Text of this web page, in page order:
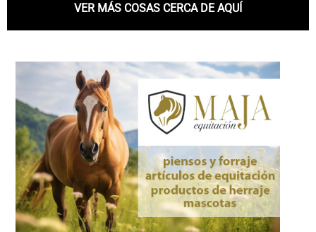
VER MÁS COSAS CERCA DE AQUÍ